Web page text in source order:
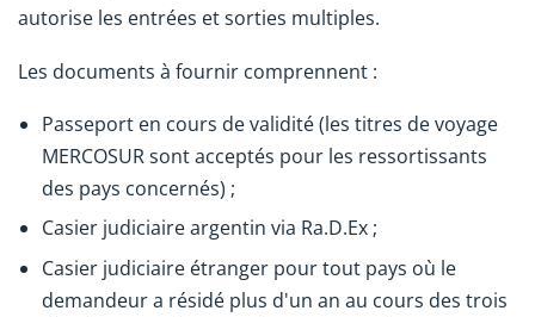
autorise les entrées et sorties multiples.
Les documents à fournir comprennent :
Passeport en cours de validité (les titres de voyage
MERCOSUR sont acceptés pour les ressortissants
des pays concernés) ;
Casier judiciaire argentin via Ra.D.Ex ;
Casier judiciaire étranger pour tout pays où le
demandeur a résidé plus d'un an au cours des trois